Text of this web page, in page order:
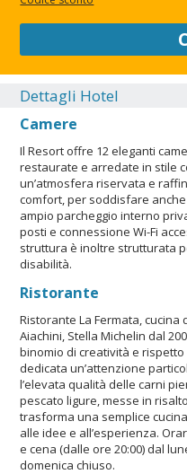
paesaggi naturali delle
Monferrato, inseriti nella
dell’umanità (UNESCO)
provare le numerose
piemontese.
Dettagli Hotel
Camere
Il Resort offre 12 eleganti
restaurate e arredate in stile
un’atmosfera riservata e
comfort, per soddisfare
ampio parcheggio interno
posti e connessione Wi-Fi
struttura è inoltre strutturata
disabilità.
Ristorante
Ristorante La Fermata,
Aiachini, Stella Michelin dal
binomio di creatività e
dedicata un’attenzione
l’elevata qualità delle carni
pescato ligure, messe in
trasforma una semplice
alle idee e all’esperienza.
e cena (dalle ore 20:00) dal
domenica chiuso.